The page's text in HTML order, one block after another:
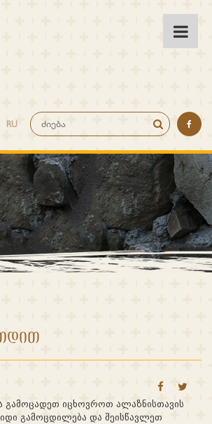
RU
გამოცადეთ იცხოვროთ ალაზნისთავის
გამოცდილება და შეისწავლეთ